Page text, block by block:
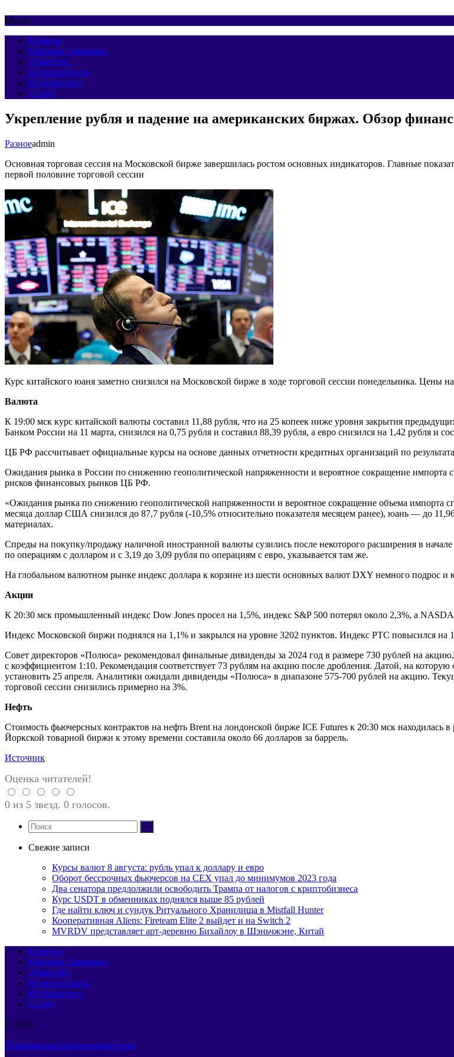
Меню
Главная
Мировая Панорама
Общество
Недвижимость
Путешествия
Спорт
Укрепление рубля и падение на американских биржах. Обзор
Разноеadmin
Основная торговая сессия на Московской бирже завершилась ростом основных индикаторов. Главные
первой половине торговой сессии
Курс китайского юаня заметно снизился на Московской бирже в ходе торговой сессии понедельника. Цены
Валюта
К 19:00 мск курс китайской валюты составил 11,88 рубля, что на 25 копеек ниже уровня закрытия
Банком России на 11 марта, снизился на 0,75 рубля и составил 88,39 рубля, а евро снизился на 1,42 рубля и
ЦБ РФ рассчитывает официальные курсы на основе данных отчетности кредитных организаций по
Ожидания рынка в России по снижению геополитической напряженности и вероятное сокращение импорта
рисков финансовых рынков ЦБ РФ.
«Ожидания рынка по снижению геополитической напряженности и вероятное сокращение объема импорта
месяца доллар США снизился до 87,7 рубля (-10,5% относительно показателя месяцем ранее), юань — до
материалах.
Спреды на покупку/продажу наличной иностранной валюты сузились после некоторого расширения в
по операциям с долларом и с 3,19 до 3,09 рубля по операциям с евро, указывается там же.
На глобальном валютном рынке индекс доллара к корзине из шести основных валют DXY немного подрос и
Акции
К 20:30 мск промышленный индекс Dow Jones просел на 1,5%, индекс S&P 500 потерял около 2,3%, а
Индекс Московской биржи поднялся на 1,1% и закрылся на уровне 3202 пунктов. Индекс РТС повысился на
Совет директоров «Полюса» рекомендовал финальные дивиденды за 2024 год в размере 730 рублей на
с коэффициентом 1:10. Рекомендация соответствует 73 рублям на акцию после дробления. Датой, на
установить 25 апреля. Аналитики ожидали дивиденды «Полюса» в диапазоне 575-700 рублей на акцию.
торговой сессии снизились примерно на 3%.
Нефть
Стоимость фьючерсных контрактов на нефть Brent на лондонской бирже ICE Futures к 20:30 мск находилась
Йоркской товарной биржи к этому времени составила около 66 долларов за баррель.
Источник
Оценка читателей!
0 из 5 звезд. 0 голосов.
Свежие записи
Курсы валют 8 августа: рубль упал к доллару и евро
Оборот бессрочных фьючерсов на CEX упал до минимумов 2023 года
Два сенатора предлолжили освободить Трампа от налогов с криптобизнеса
Курс USDT в обменниках поднялся выше 85 рублей
Где найти ключ и сундук Ритуального Хранилища в Mistfall Hunter
Кооперативная Aliens: Fireteam Elite 2 выйдет и на Switch 2
MVRDV представляет арт-деревню Бихайлоу в Шэньчжэне, Китай
Главная
Мировая Панорама
Общество
Недвижимость
Путешествия
Спорт
© 2026
Политика конфиденциальности